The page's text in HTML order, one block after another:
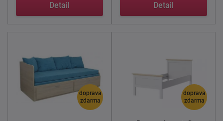
Detail Detail
doprava
zdarma
doprava
zdarma